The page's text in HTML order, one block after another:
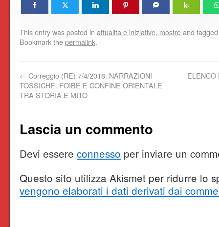
This entry was posted in attualità e iniziative, mostreand
Bookmark thepermalink.
← Correggio (RE) 7/4/2018: NARRAZIONI
TOSSICHE. FOIBE E CONFINE ORIENTALE
TRA STORIA E MITO
ELENCO
Lascia un commento
Devi essere connesso per inviare un
Questo sito utilizza Akismet per ridurre lo
vengono elaborati i dati derivati dai